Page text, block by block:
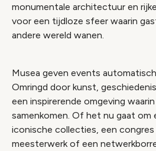
monumentale architectuur en
voor een tijdloze sfeer waarin
andere wereld wanen.
Musea geven events
Omringd door kunst,
een inspirerende omgeving
samenkomen. Of het nu gaat om
iconische collecties, een
meesterwerk of een